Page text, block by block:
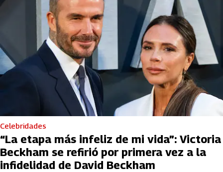
Celebridades
“La etapa más infeliz de mi vida”: Victoria
Beckham se refirió por primera vez a la
infidelidad de David Beckham